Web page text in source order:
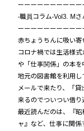
ーーーーーーーーー
-職員コラム-Vol3. M
ーーーーーーーーー
赤ちょうちんに吸い寄
コロナ禍では生活様式
や「仕事関係」の本を
地元の図書館を利用し
メールで来たり、「貸
来るのでついつい借り
最近読んだのは、『
ャ』 など、仕事に関係